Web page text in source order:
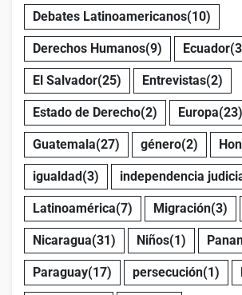
Debates Latinoamericanos(10)
Derechos Humanos(9) Ecuador
El Salvador(25) Entrevistas(2)
Estado de Derecho(2) Europa(23)
Guatemala(27) género(2)
igualdad(3) independencia
Latinoamérica(7) Migración(3)
Nicaragua(31) Niños(1)
Paraguay(17) persecución(1)